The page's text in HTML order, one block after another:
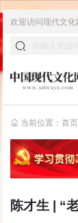
欢迎访问现代文化
当前位置：首页
陈才生 | “